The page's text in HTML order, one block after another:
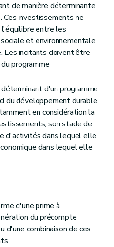
de manière déterminante
Ces investissements ne
entre les
et environnementale
Les incitants doivent être
programme
d'un programme
du développement durable,
en considération la
son stade de
d'activités dans lequel elle
dans lequel elle
d'une prime à
du précompte
d'une combinaison de ces